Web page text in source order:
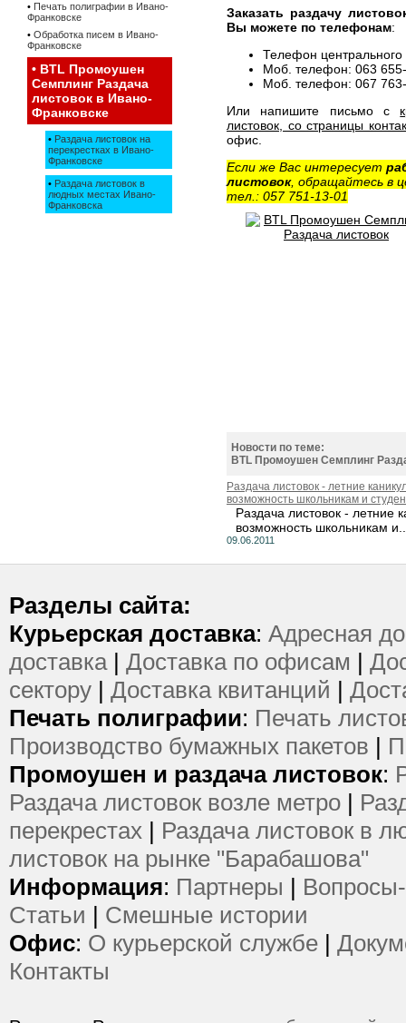
• Печать полиграфии в Ивано-
Франковске
• Обработка писем в Ивано-
Франковске
• BTL Промоушен
Семплинг Раздача
листовок в Ивано-
Франковске
• Раздача листовок на
перекрестках в Ивано-
Франковске
• Раздача листовок в
людных местах Ивано-
Франковска
Заказать раздачу
Вы можете по телефонам:
Телефон
Моб. телефон: 063
Моб. телефон: 067
Или напишите письмо с
листовок, со страницы
офис.
Если же Вас интересует
листовок, обращайтесь в
тел.: 057 751-13-01
Новости по теме:
BTL Промоушен Семплинг
Раздача листовок - летние
возможность школьникам и
Раздача листовок - летние
возможность школьникам
09.06.2011
Разделы сайта:
Курьерская доставка: Адресная
доставка| Доставка по офисам |
сектору | Доставка квитанций |
Печать полиграфии: Печать
Производство бумажных пакетов |
Промоушен и раздача листовок:
Раздача листовок возле метро |
перекрестах | Раздача листовок в
листовок на рынке "Барабашова"
Информация: Партнеры |
Статьи | Смешные истории
Офис: О курьерской службе |
Контакты